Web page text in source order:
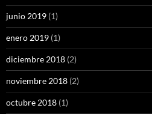
junio 2019 (1)
enero 2019 (1)
diciembre 2018 (2)
noviembre 2018 (2)
octubre 2018 (1)